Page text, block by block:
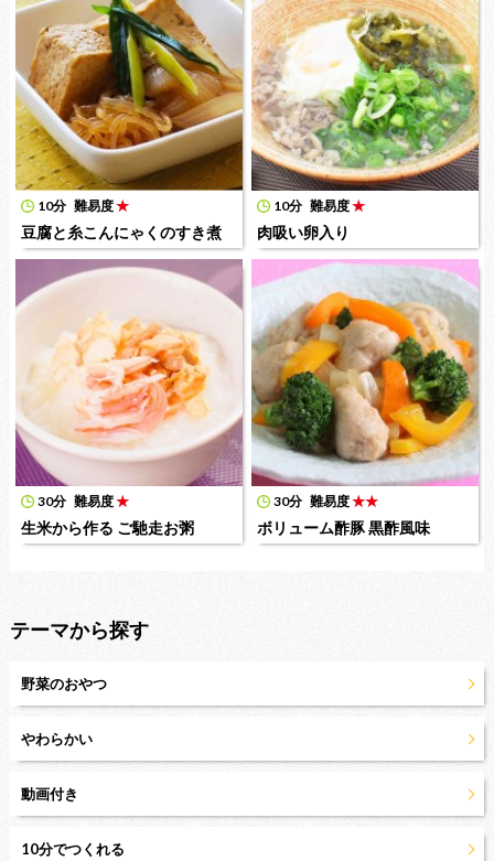
10分 難易度★
豆腐と糸こんにゃくのすき煮
10分 難易度★
肉吸い卵入り
30分 難易度★
生米から作る ご馳走お粥
30分 難易度★★
ボリューム酢豚 黒酢風味
テーマから探す
野菜のおやつ
やわらかい
動画付き
10分でつくれる